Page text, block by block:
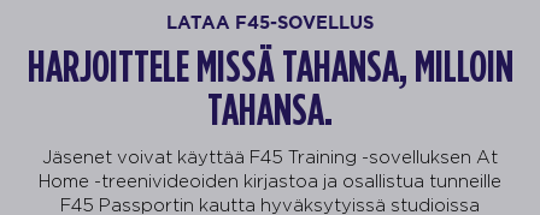
LATAA F45-SOVELLUS
HARJOITTELE MISSÄ TAHANSA, MILLOIN
TAHANSA.
Jäsenet voivat käyttää F45 Training -sovelluksen At
Home -treenivideoiden kirjastoa ja osallistua tunneille
F45 Passportin kautta hyväksytyissä studioissa